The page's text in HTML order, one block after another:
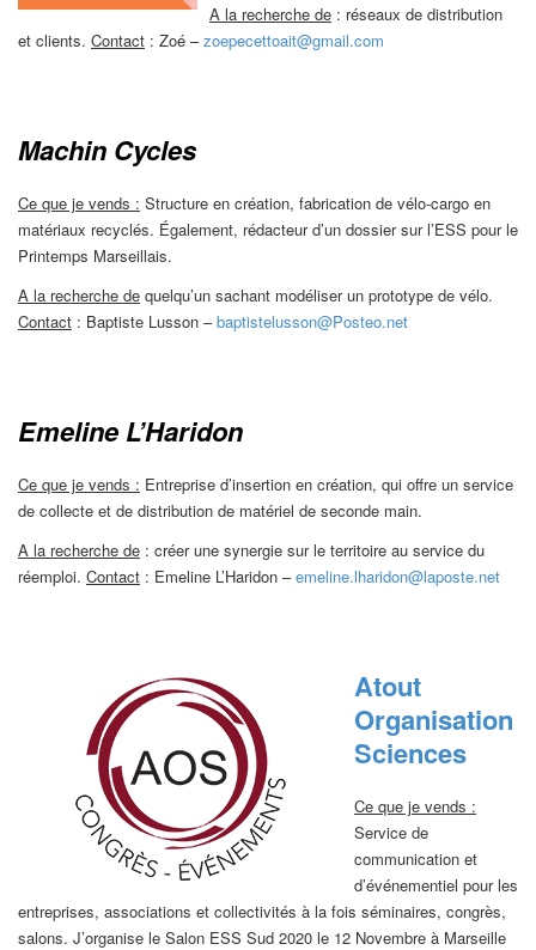
A la recherche de : réseaux de distribution
et clients. Contact : Zoé –zoepecettoait@gmail.com
Machin Cycles
Ce que je vends : Structure en création, fabrication de vélo-cargo en
matériaux recyclés. Également, rédacteur d’un dossier sur l’ESS pour le
Printemps Marseillais.
A la recherche de quelqu’un sachant modéliser un prototype de vélo.
Contact : Baptiste Lusson –baptistelusson@Posteo.net
Emeline L’Haridon
Ce que je vends : Entreprise d’insertion en création, qui offre un service
de collecte et de distribution de matériel de seconde main.
A la recherche de : créer une synergie sur le territoire au service du
réemploi. Contact : Emeline L’Haridon –emeline.lharidon@laposte.net
Atout
Organisation
Sciences
Ce que je vends :
Service de
communication et
d’événementiel pour les
entreprises, associations et collectivités à la fois séminaires, congrès,
salons. J’organise le Salon ESS Sud 2020 le 12 Novembre à Marseille